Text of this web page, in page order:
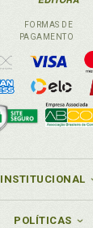
FORMAS DE
PAGAMENTO
INSTITUCIONAL
POLÍTICAS